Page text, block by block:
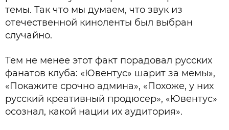
темы. Так что мы думаем, что звук из
отечественной киноленты был выбран
случайно.
Тем не менее этот факт порадовал русских
фанатов клуба: «Ювентус» шарит за мемы»,
«Покажите срочно админа», «Похоже, у них
русский креативный продюсер», «Ювентус»
осознал, какой нации их аудитория».